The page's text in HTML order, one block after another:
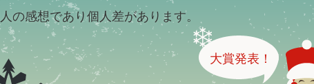
の感想であり個人差があります。
大賞発表！